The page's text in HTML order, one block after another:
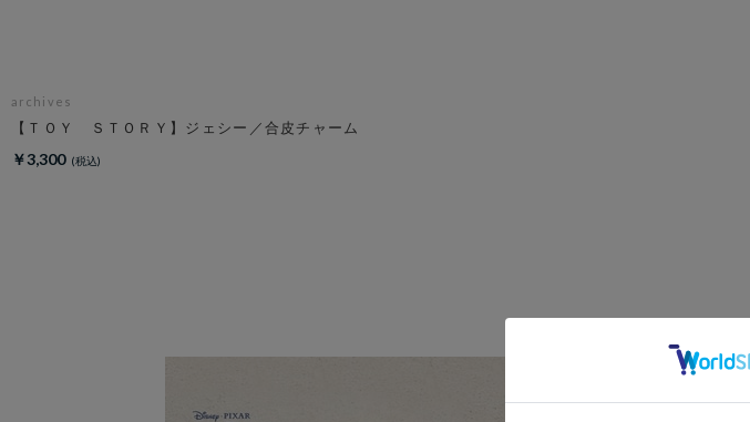
archives
【ＴＯＹ ＳＴＯＲＹ】ジェシー／合皮チャーム
￥3,300